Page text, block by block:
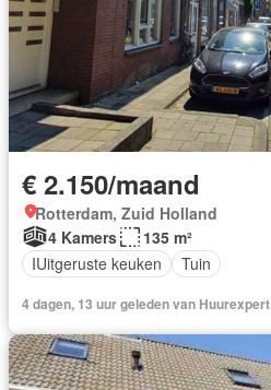
€ 2.150/maand
Rotterdam, Zuid Holland
4 Kamers
135 m²
IUitgeruste keuken
Tuin
4 dagen, 13 uur geleden van Huurexpert